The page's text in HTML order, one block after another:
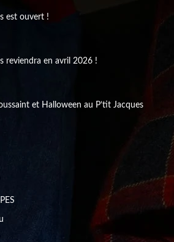
est ouvert !
reviendra en avril 2026 !
et Halloween au P’tit Jacques